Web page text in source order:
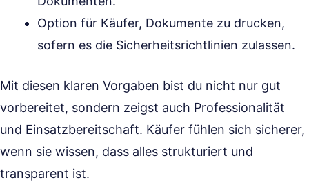
Option für Käufer, Dokumente zu drucken,
sofern es die Sicherheitsrichtlinien zulassen.
Mit diesen klaren Vorgaben bist du nicht nur gut
vorbereitet, sondern zeigst auch Professionalität
und Einsatzbereitschaft. Käufer fühlen sich sicherer,
wenn sie wissen, dass alles strukturiert und
transparent ist.